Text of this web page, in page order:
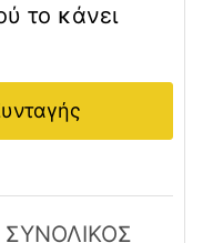
το κάνει
ΣΥΝΟΛΙΚΟΣ